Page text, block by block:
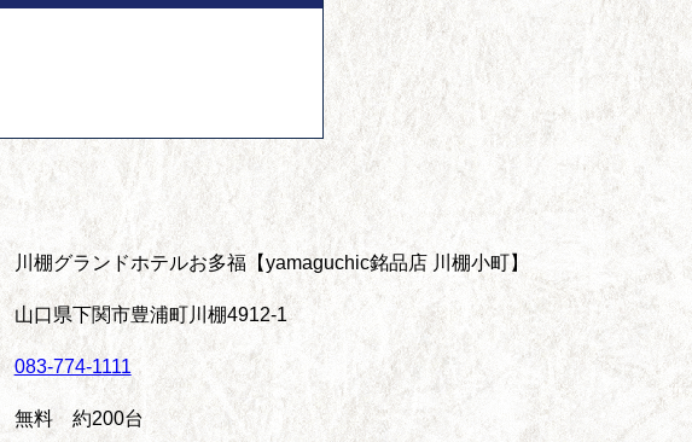
川棚グランドホテルお多福【yamaguchic銘品店 川棚小町】
山口県下関市豊浦町川棚4912-1
083-774-1111
無料 約200台